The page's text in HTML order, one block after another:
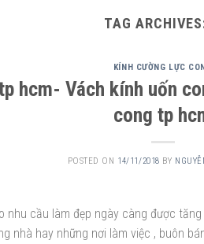
TAG
KÍNH CƯỜNG LỰC
hcm- Vách kính uốn
cong tp
POSTED ON 14/11/2018 BY
cầu làm đẹp ngày càng được
nhà hay những nơi làm việc , buôn